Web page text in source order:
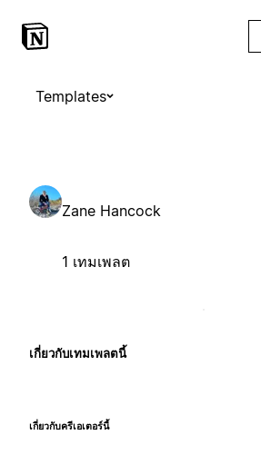
Templates
Zane Hancock
1 เทมเพลต
เกี่ยวกับเทมเพลตนี้
เกี่ยวกับครีเอเตอร์นี้